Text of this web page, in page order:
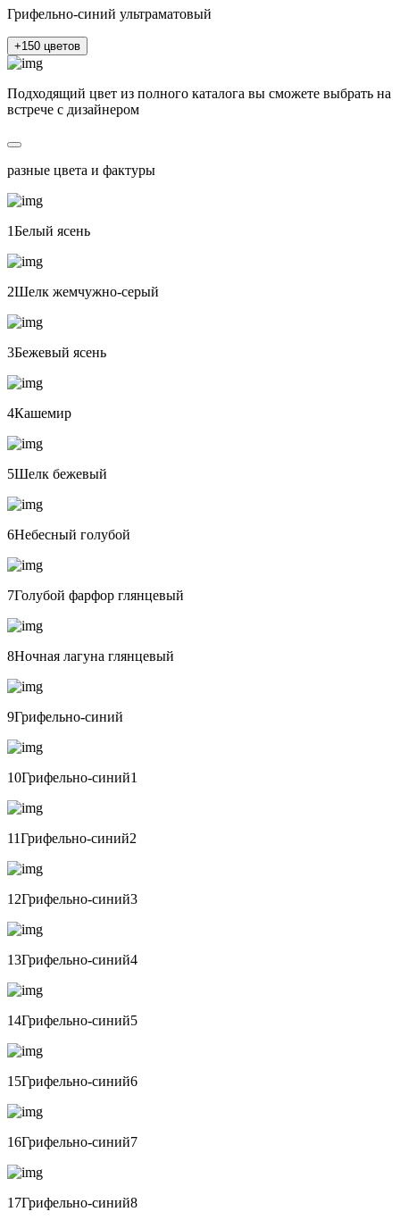
Грифельно-синий ультраматовый
+150 цветов
Подходящий цвет из полного каталога вы сможете выбрать на
встрече с дизайнером
разные цвета и фактуры
1Белый ясень
2Шелк жемчужно-серый
3Бежевый ясень
4Кашемир
5Шелк бежевый
6Небесный голубой
7Голубой фарфор глянцевый
8Ночная лагуна глянцевый
9Грифельно-синий
10Грифельно-синий1
11Грифельно-синий2
12Грифельно-синий3
13Грифельно-синий4
14Грифельно-синий5
15Грифельно-синий6
16Грифельно-синий7
17Грифельно-синий8